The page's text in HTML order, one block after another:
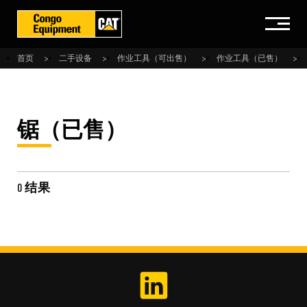
首页 二手设备 作业工具（可出售） 作业工具（已售）
锯（已售）
0 结果